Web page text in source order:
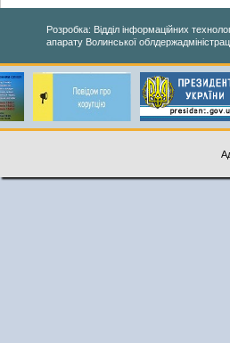
Розробка: Відділ інформаційних
апарату Волинської